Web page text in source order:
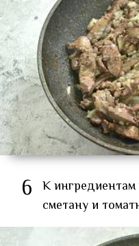
6 К
сметану и